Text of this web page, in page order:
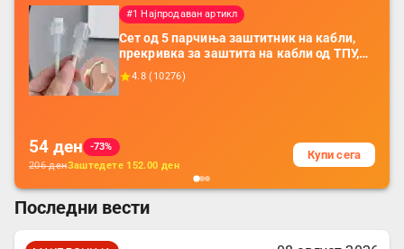
#1 Најпродаван артикл
Сет од 5 парчиња заштитник на кабли,
прекривка за заштита на кабли од ТПУ,
додатоци за заштита на кабли, без
батерија, за мобилни телефони, комплет
4.8 ( 10276)
54 ден
-73%
206денЗаштедете 152.00 ден
Купи сега
Последни вести